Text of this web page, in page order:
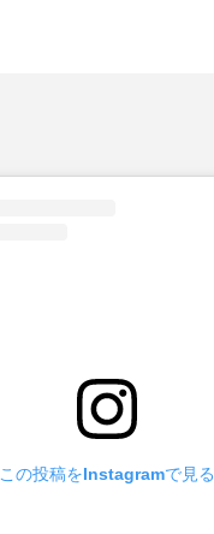
この投稿をInstagramで見る